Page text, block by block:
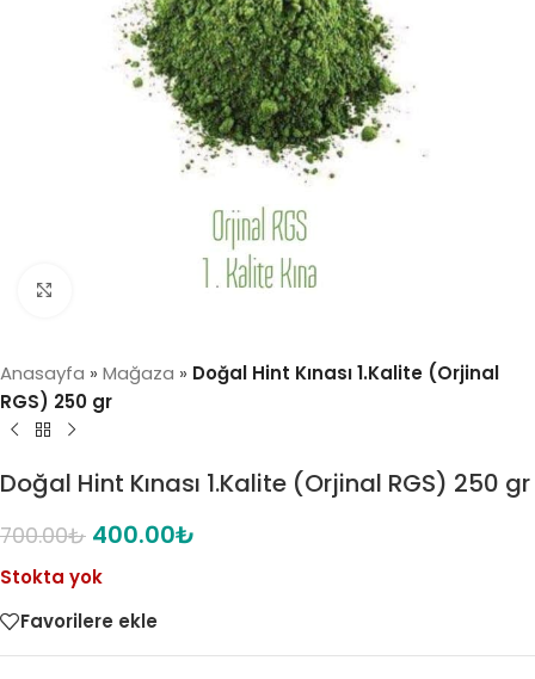
Anasayfa » Mağaza » Doğal Hint Kınası 1.Kalite (Orjinal
RGS) 250 gr
Doğal Hint Kınası 1.Kalite (Orjinal RGS) 250 gr
700.00₺ 400.00₺
Stokta yok
Favorilere ekle